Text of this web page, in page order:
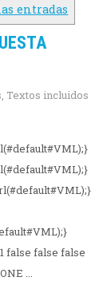
entradas
Textos incluidos
false false false
...